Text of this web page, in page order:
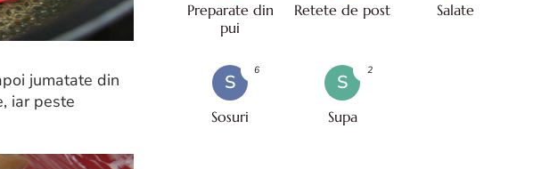
jumatate din
iar peste
Preparate din
pui
Retete de post Salate
S
Sosuri
6
S
Supa
2